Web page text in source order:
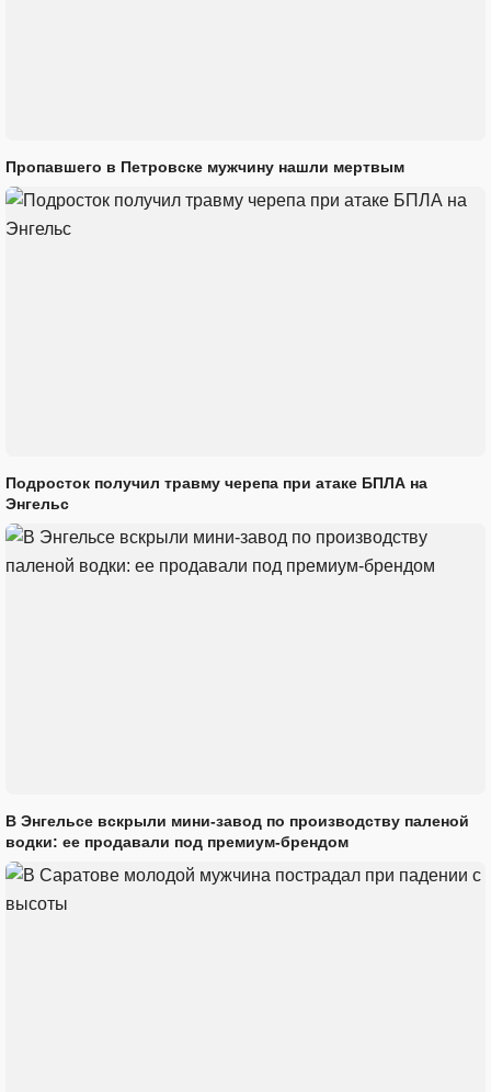
Пропавшего в Петровске мужчину нашли мертвым
Подросток получил травму черепа при атаке БПЛА на
Энгельс
В Энгельсе вскрыли мини-завод по производству паленой
водки: ее продавали под премиум-брендом